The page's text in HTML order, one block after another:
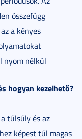
összefügg
a kényes
nyom nélkül
hogyan kezelhető?
túlsúly és az
képest túl magas